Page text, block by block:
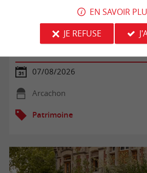
Visite libre du Bunker 502
07/08/2026
Arcachon
Patrimoine
EN SAVOIR
JE REFUSE